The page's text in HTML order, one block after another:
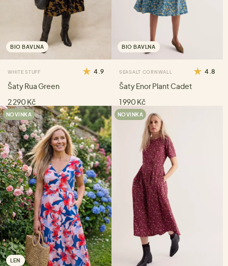
BIO BAVLNA
WHITE STUFF 4.9
Šaty Rua Green
2 290 Kč
BIO BAVLNA
SEASALT CORNWALL 4.8
Šaty Enor Plant Cadet
1 990 Kč
NOVINKA
LEN
NOVINKA